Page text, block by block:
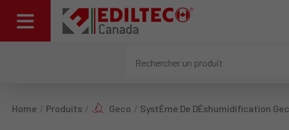
Home Produits Geco SystÈme De DÉshumidification